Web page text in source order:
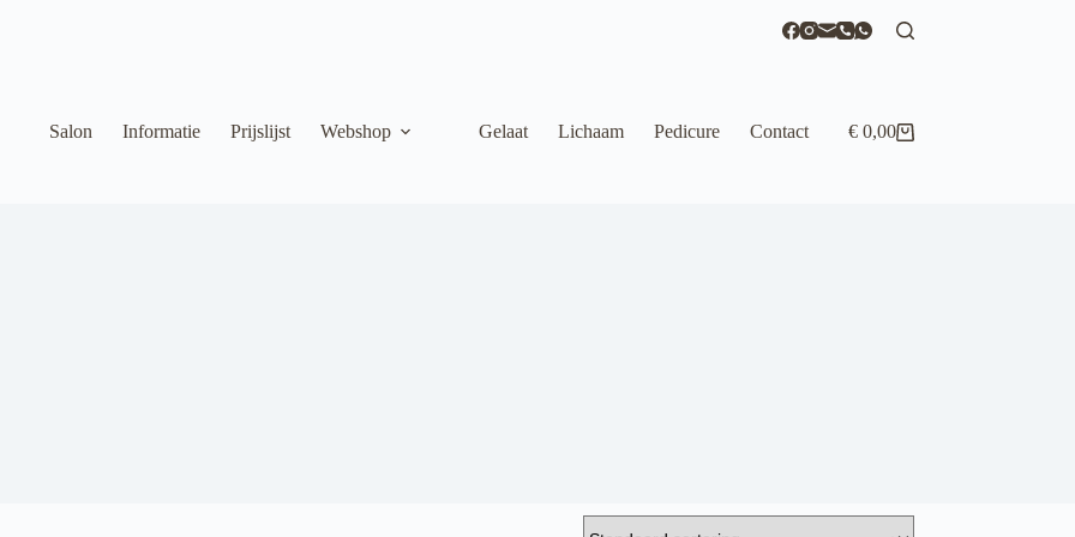
Salon Informatie Prijslijst Webshop Gelaat Lichaam Pedicure Contact Winkelwagen
€0,00